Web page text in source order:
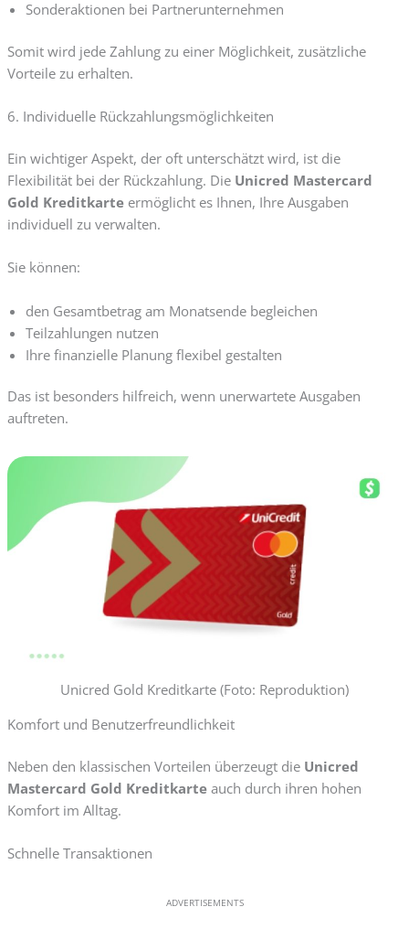
Sonderaktionen bei Partnerunternehmen
Somit wird jede Zahlung zu einer Möglichkeit, zusätzliche
Vorteile zu erhalten.
6. Individuelle Rückzahlungsmöglichkeiten
Ein wichtiger Aspekt, der oft unterschätzt wird, ist die
Flexibilität bei der Rückzahlung. Die Unicred Mastercard
Gold Kreditkarteermöglicht es Ihnen, Ihre Ausgaben
individuell zu verwalten.
Sie können:
den Gesamtbetrag am Monatsende begleichen
Teilzahlungen nutzen
Ihre finanzielle Planung flexibel gestalten
Das ist besonders hilfreich, wenn unerwartete Ausgaben
auftreten.
Unicred Gold Kreditkarte (Foto: Reproduktion)
Komfort und Benutzerfreundlichkeit
Neben den klassischen Vorteilen überzeugt die Unicred
Mastercard Gold Kreditkarteauch durch ihren hohen
Komfort im Alltag.
Schnelle Transaktionen
ADVERTISEMENTS